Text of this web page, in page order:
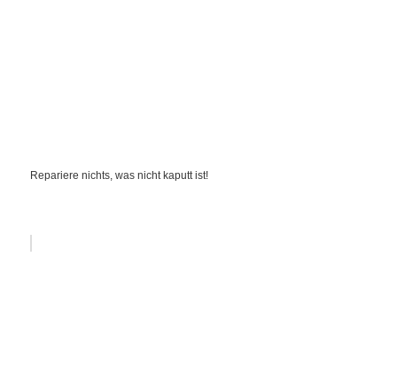
Repariere nichts, was nicht kaputt ist!